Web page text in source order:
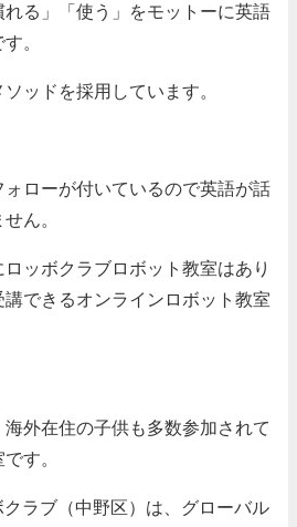
る」「使う」をモットーに英語
。
ッドを採用しています。
ォローが付いているので英語が話
ん。
ッボクラブロボット教室はあり
講できるオンラインロボット教室
外在住の子供も多数参加されて
す。
ラブ（中野区）は、グローバル